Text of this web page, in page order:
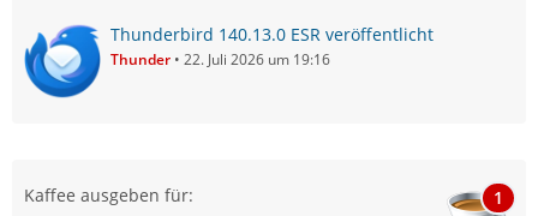
Thunderbird 140.13.0 ESR veröffentlicht
Thunder 22. Juli 2026 um 19:16
Kaffee ausgeben für: 1